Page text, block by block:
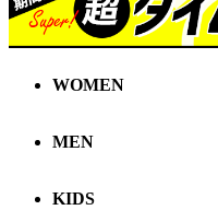
WOMEN
MEN
KIDS